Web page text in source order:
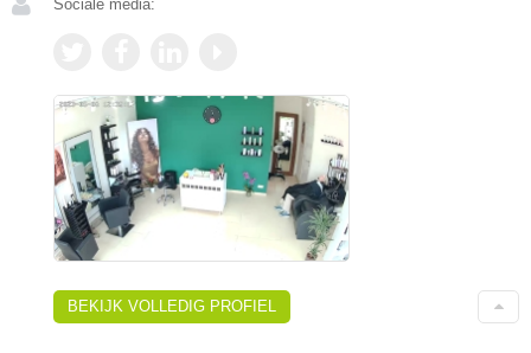
Sociale media:
BEKIJK VOLLEDIG PROFIEL